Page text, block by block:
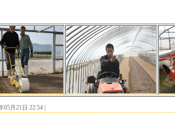
05月21日 22:54